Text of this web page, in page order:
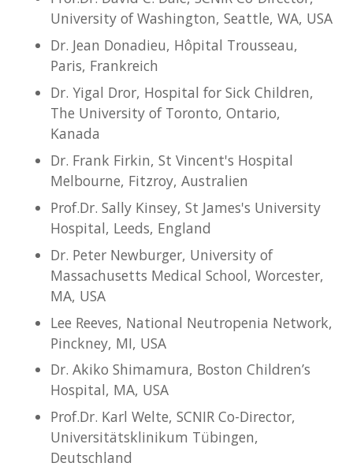
University of Washington, Seattle, WA, USA
Dr. Jean Donadieu, Hôpital Trousseau,
Paris, Frankreich
Dr. Yigal Dror, Hospital for Sick Children,
The University of Toronto, Ontario,
Kanada
Dr. Frank Firkin, St Vincent's Hospital
Melbourne, Fitzroy, Australien
Prof.Dr. Sally Kinsey, St James's University
Hospital, Leeds, England
Dr. Peter Newburger, University of
Massachusetts Medical School, Worcester,
MA, USA
Lee Reeves, National Neutropenia Network,
Pinckney, MI, USA
Dr. Akiko Shimamura, Boston Children’s
Hospital, MA, USA
Prof.Dr. Karl Welte, SCNIR Co-Director,
Universitätsklinikum Tübingen,
Deutschland